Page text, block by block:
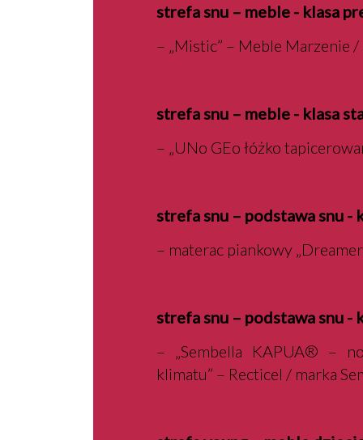
strefa snu – meble - klasa
– „Mistic” – Meble Marzenie
strefa snu – meble - klasa
– „UNo GEo łóżko
strefa snu – podstawa snu -
– materac piankowy
strefa snu – podstawa snu -
– „Sembella KAPUA® –
klimatu” – Recticel / marka